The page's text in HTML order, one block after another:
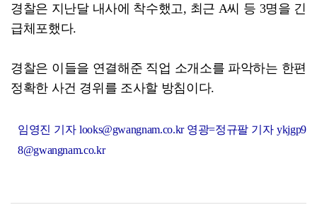
경찰은 지난달 내사에 착수했고, 최근 A씨 등 3명을 긴
급체포했다.
경찰은 이들을 연결해준 직업 소개소를 파악하는 한편
정확한 사건 경위를 조사할 방침이다.
임영진 기자 looks@gwangnam.co.kr 영광=정규팔 기자 ykjgp9
8@gwangnam.co.kr